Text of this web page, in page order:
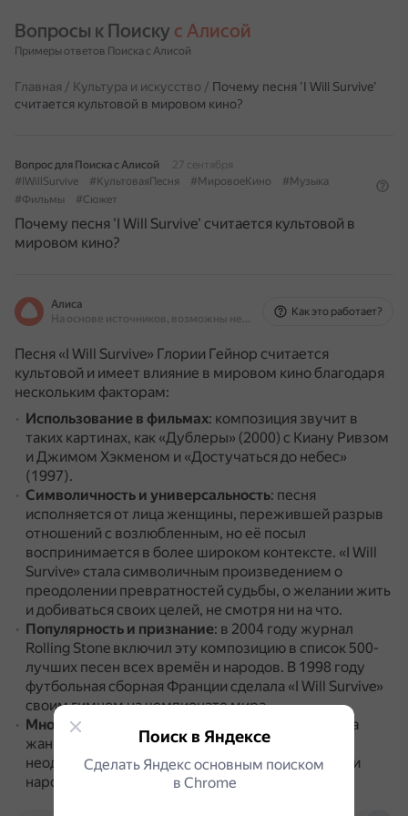
Вопросы к Поиску с Алисой
Примеры ответов Поиска с Алисой
Главная / Культура и искусство / Почему песня 'I Will Survive'
считается культовой в мировом кино?
Вопрос для Поиска с Алисой
27 сентября
#IWillSurvive
#КультоваяПесня #МировоеКино
#Музыка
#Фильмы
#Сюжет
Почему песня 'I Will Survive' считается культовой в
мировом кино?
Алиса
На основе источников, возможны неточности
Как это работает?
Песня «I Will Survive» Глории Гейнор считается
культовой и имеет влияние в мировом кино благодаря
нескольким факторам:
Использование в фильмах: композиция звучит в
таких картинах, как «Дублеры» (2000) с Киану Ривзом
и Джимом Хэкменом и «Достучаться до небес»
(1997).
Символичность и универсальность: песня
исполняется от лица женщины, пережившей разрыв
отношений с возлюбленным, но её посыл
воспринимается в более широком контексте. «I Will
Survive» стала символичным произведением о
преодолении превратностей судьбы, о желании жить
и добиваться своих целей, не смотря ни на что.
Популярность и признание: в 2004 году журнал
Rolling Stone включил эту композицию в список 500-
лучших песен всех времён и народов. В 1998 году
футбольная сборная Франции сделала «I Will Survive»
своим гимном на чемпионате мира.
Многообразие кавер-версий
: песня преодолела
жанровые и географические границы, её
неоднократно исполняли артисты многих стран и
народов.
Поиск в Яндексе
Сделать Яндекс основным поиском
в Сhrome